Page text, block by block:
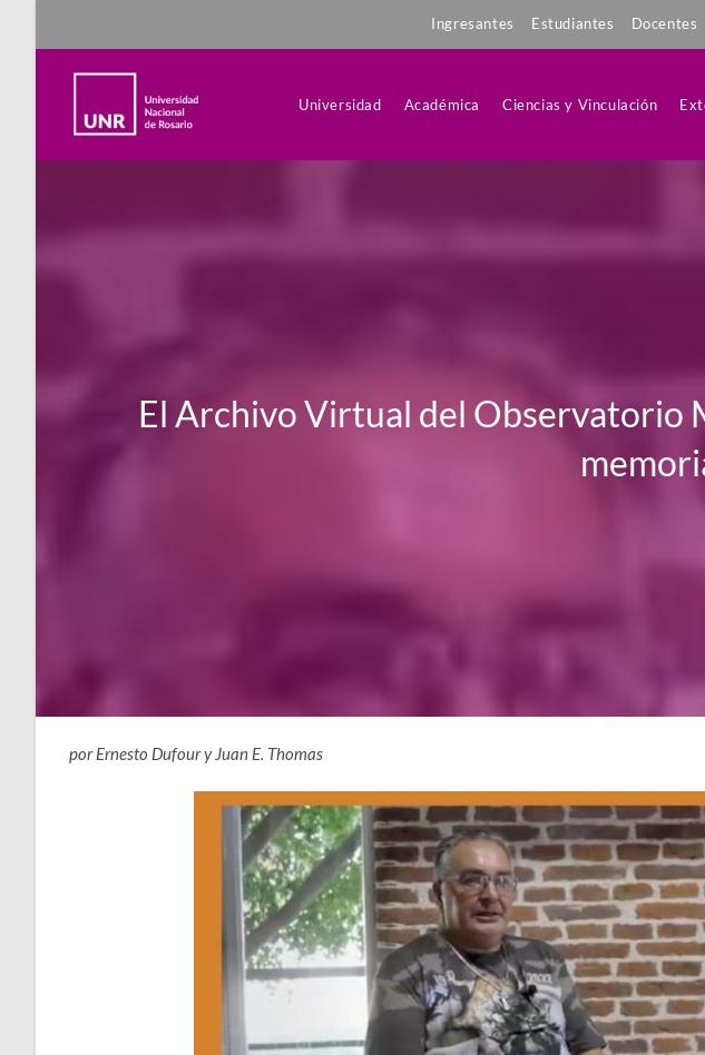
Ingresantes Estudiantes Docentes
Universidad Académica Ciencias y Vinculación
El Archivo Virtual del Observatorio
por Ernesto Dufour y Juan E. Thomas